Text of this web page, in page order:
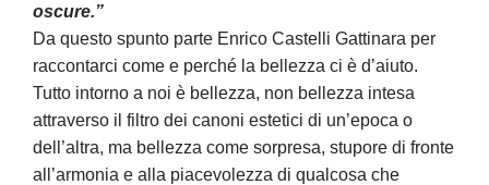
oscure.”
Da questo spunto parte Enrico Castelli Gattinara per
raccontarci come e perché la bellezza ci è d’aiuto.
Tutto intorno a noi è bellezza, non bellezza intesa
attraverso il filtro dei canoni estetici di un’epoca o
dell’altra, ma bellezza come sorpresa, stupore di fronte
all’armonia e alla piacevolezza di qualcosa che